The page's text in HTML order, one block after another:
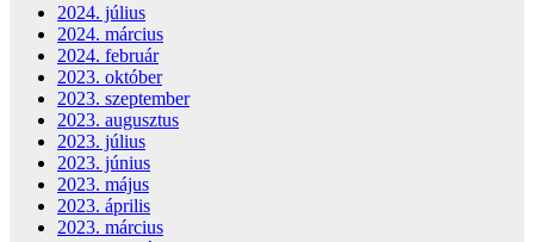
2024. július
2024. március
2024. február
2023. október
2023. szeptember
2023. augusztus
2023. július
2023. június
2023. május
2023. április
2023. március